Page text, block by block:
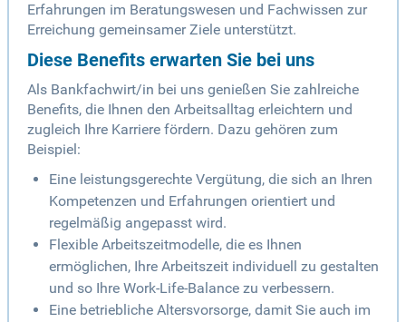
Erfahrungen im Beratungswesen und Fachwissen zur
Erreichung gemeinsamer Ziele unterstützt.
Diese Benefits erwarten Sie bei uns
Als Bankfachwirt/in bei uns genießen Sie zahlreiche
Benefits, die Ihnen den Arbeitsalltag erleichtern und
zugleich Ihre Karriere fördern. Dazu gehören zum
Beispiel:
Eine leistungsgerechte Vergütung, die sich an Ihren
Kompetenzen und Erfahrungen orientiert und
regelmäßig angepasst wird.
Flexible Arbeitszeitmodelle, die es Ihnen
ermöglichen, Ihre Arbeitszeit individuell zu gestalten
und so Ihre Work-Life-Balance zu verbessern.
Eine betriebliche Altersvorsorge, damit Sie auch im